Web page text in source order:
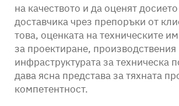
на качеството и да оценят
доставчика чрез препоръки от
това, оценката на техническите
за проектиране, производствения
инфраструктурата за техническа
дава ясна представа за тяхната
компетентност.